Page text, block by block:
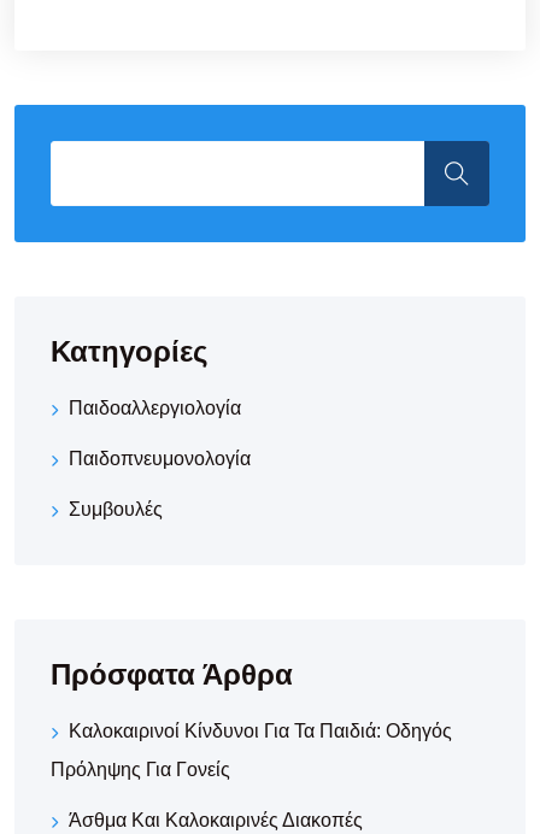
Κατηγορίες
Παιδοαλλεργιολογία
Παιδοπνευμονολογία
Συμβουλές
Πρόσφατα Άρθρα
Καλοκαιρινοί Κίνδυνοι Για Τα Παιδιά: Οδηγός
Πρόληψης Για Γονείς
Άσθμα Και Καλοκαιρινές Διακοπές